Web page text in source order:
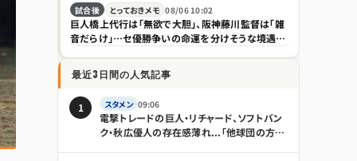
試合後 とっておきメモ 08/06 10:02
巨人橋上代行は「無欲で大胆」、阪神藤川監督は「雑
音だらけ」…セ優勝争いの命運を分けそうな境遇の
最近3日間の人気記事
1 スタメン 09:06
電撃トレードの巨人・リチャード、ソフトバン
ク・秋広優人の存在感薄れ...「他球団の方が